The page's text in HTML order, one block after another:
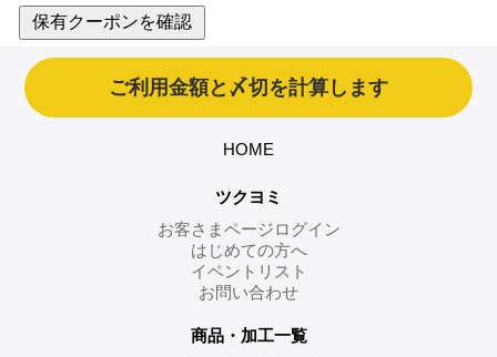
保有クーポンを確認
HOME
ツクヨミ
お客さまページログイン
はじめての方へ
イベントリスト
お問い合わせ
商品・加工一覧